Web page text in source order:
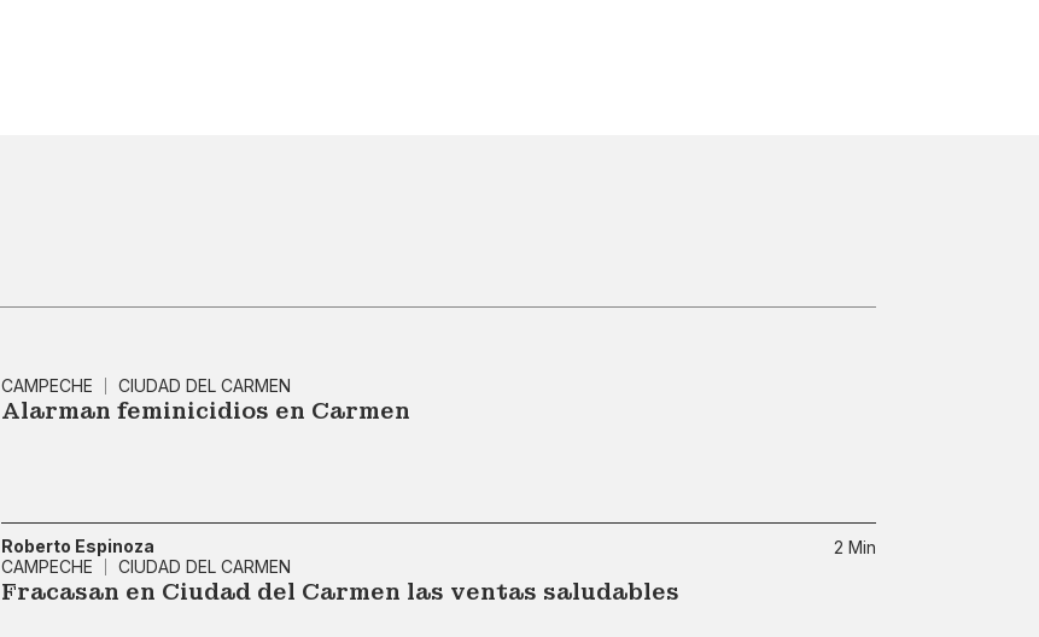
CAMPECHE CIUDAD DEL CARMEN
Alarman feminicidios en Carmen
Roberto Espinoza
2 Min
CAMPECHE
CIUDAD DEL CARMEN
Fracasan en Ciudad del Carmen las ventas saludables